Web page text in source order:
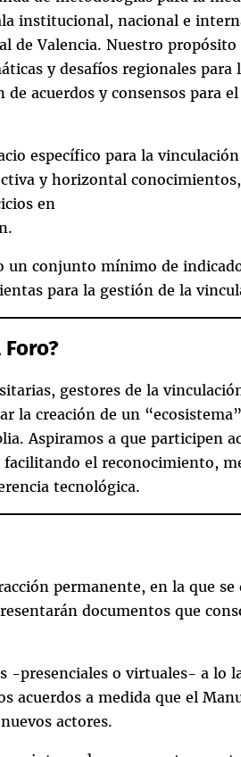
institucional, nacional e
de Valencia. Nuestro
y desafíos regionales para
acuerdos y consensos para
específico para la
y horizontal
en
un conjunto mínimo de
para la gestión de la
gestores de la
la creación de un
Aspiramos a que participen
facilitando el reconocimiento,
tecnológica.
permanente, en la que se
documentos que
-presenciales o virtuales- a lo
acuerdos a medida que el
actores.